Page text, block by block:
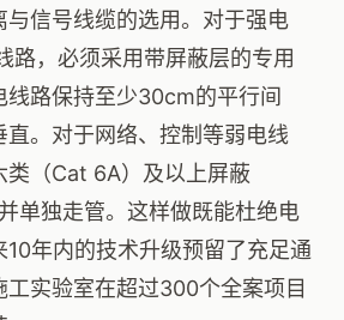
与信号线缆的选用。对于强电
路，必须采用带屏蔽层的专用
线路保持至少30cm的平行间
直。对于网络、控制等弱电线
类（Cat 6A）及以上屏蔽
单独走管。这样做既能杜绝电
年内的技术升级预留了充足通
工实验室在超过300个全案项目